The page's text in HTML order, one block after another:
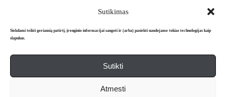
Sutikimas
Siekdami teikti geriausią patirtį, įrenginio informacijai saugoti ir (arba) pasiekti naudojame tokias technologijas kaip
slapukus.
Sutikti
Atmesti
Apie mus Redakcija Prenumerata